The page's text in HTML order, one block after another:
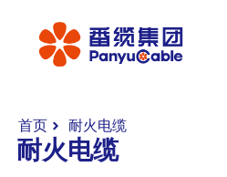
首页 耐火电缆
耐火电缆